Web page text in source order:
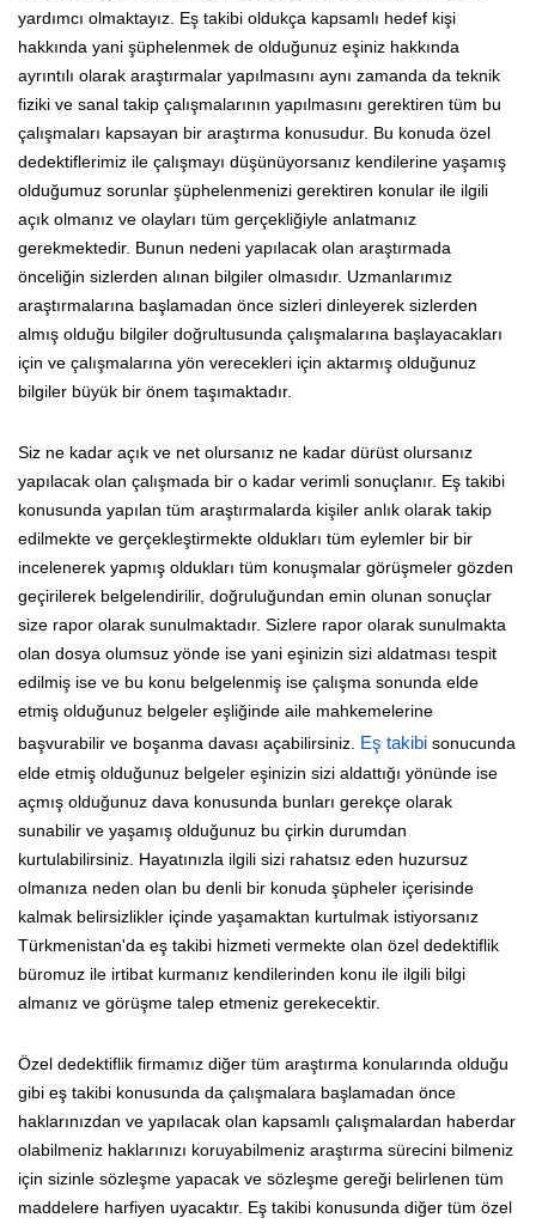
yardımcı olmaktayız. Eş takibi oldukça kapsamlı hedef kişi
hakkında yani şüphelenmek de olduğunuz eşiniz hakkında
ayrıntılı olarak araştırmalar yapılmasını aynı zamanda da teknik
fiziki ve sanal takip çalışmalarının yapılmasını gerektiren tüm bu
çalışmaları kapsayan bir araştırma konusudur. Bu konuda özel
dedektiflerimiz ile çalışmayı düşünüyorsanız kendilerine yaşamış
olduğumuz sorunlar şüphelenmenizi gerektiren konular ile ilgili
açık olmanız ve olayları tüm gerçekliğiyle anlatmanız
gerekmektedir. Bunun nedeni yapılacak olan araştırmada
önceliğin sizlerden alınan bilgiler olmasıdır. Uzmanlarımız
araştırmalarına başlamadan önce sizleri dinleyerek sizlerden
almış olduğu bilgiler doğrultusunda çalışmalarına başlayacakları
için ve çalışmalarına yön verecekleri için aktarmış olduğunuz
bilgiler büyük bir önem taşımaktadır.
Siz ne kadar açık ve net olursanız ne kadar dürüst olursanız
yapılacak olan çalışmada bir o kadar verimli sonuçlanır. Eş takibi
konusunda yapılan tüm araştırmalarda kişiler anlık olarak takip
edilmekte ve gerçekleştirmekte oldukları tüm eylemler bir bir
incelenerek yapmış oldukları tüm konuşmalar görüşmeler gözden
geçirilerek belgelendirilir, doğruluğundan emin olunan sonuçlar
size rapor olarak sunulmaktadır. Sizlere rapor olarak sunulmakta
olan dosya olumsuz yönde ise yani eşinizin sizi aldatması tespit
edilmiş ise ve bu konu belgelenmiş ise çalışma sonunda elde
etmiş olduğunuz belgeler eşliğinde aile mahkemelerine
başvurabilir ve boşanma davası açabilirsiniz.
Eş takibi sonucunda
elde etmiş olduğunuz belgeler eşinizin sizi aldattığı yönünde ise
açmış olduğunuz dava konusunda bunları gerekçe olarak
sunabilir ve yaşamış olduğunuz bu çirkin durumdan
kurtulabilirsiniz. Hayatınızla ilgili sizi rahatsız eden huzursuz
olmanıza neden olan bu denli bir konuda şüpheler içerisinde
kalmak belirsizlikler içinde yaşamaktan kurtulmak istiyorsanız
Türkmenistan'da eş takibi hizmeti vermekte olan özel dedektiflik
büromuz ile irtibat kurmanız kendilerinden konu ile ilgili bilgi
almanız ve görüşme talep etmeniz gerekecektir.
Özel dedektiflik firmamız diğer tüm araştırma konularında olduğu
gibi eş takibi konusunda da çalışmalara başlamadan önce
haklarınızdan ve yapılacak olan kapsamlı çalışmalardan haberdar
olabilmeniz haklarınızı koruyabilmeniz araştırma sürecini bilmeniz
için sizinle sözleşme yapacak ve sözleşme gereği belirlenen tüm
maddelere harfiyen uyacaktır. Eş takibi konusunda diğer tüm özel